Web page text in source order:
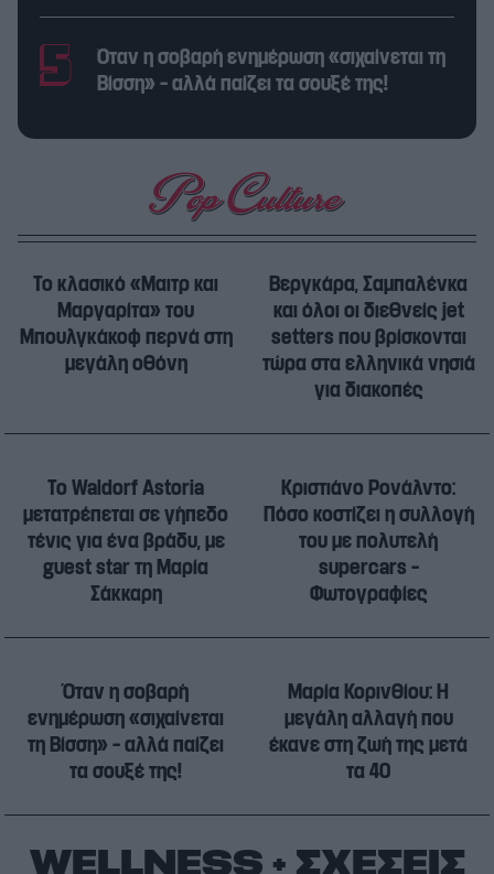
Όταν η σοβαρή ενημέρωση «σιχαίνεται τη
Βίσση» – αλλά παίζει τα σουξέ της!
Το κλασικό «Μαιτρ και
Μαργαρίτα» του
Μπουλγκάκοφ περνά στη
μεγάλη οθόνη
Βεργκάρα, Σαμπαλένκα
και όλοι οι διεθνείς jet
setters που βρίσκονται
τώρα στα ελληνικά νησιά
για διακοπές
Το Waldorf Astoria
μετατρέπεται σε γήπεδο
τένις για ένα βράδυ, με
guest star τη Μαρία
Σάκκαρη
Κριστιάνο Ρονάλντο:
Πόσο κοστίζει η συλλογή
του με πολυτελή
supercars –
Φωτογραφίες
Όταν η σοβαρή
ενημέρωση «σιχαίνεται
τη Βίσση» – αλλά παίζει
τα σουξέ της!
Μαρία Κορινθίου: Η
μεγάλη αλλαγή που
έκανε στη ζωή της μετά
τα 40
WELLNESS + ΣΧΕΣΕΙΣ